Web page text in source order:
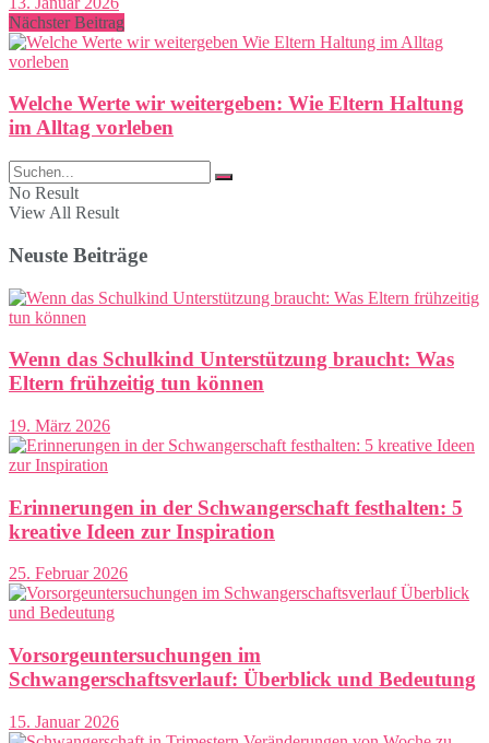
Nächster Beitrag
Welche Werte wir weitergeben: Wie Eltern Haltung
im Alltag vorleben
No Result
View All Result
Neuste Beiträge
Wenn das Schulkind Unterstützung braucht: Was
Eltern frühzeitig tun können
19. März 2026
Erinnerungen in der Schwangerschaft festhalten: 5
kreative Ideen zur Inspiration
25. Februar 2026
Vorsorgeuntersuchungen im
Schwangerschaftsverlauf: Überblick und Bedeutung
15. Januar 2026